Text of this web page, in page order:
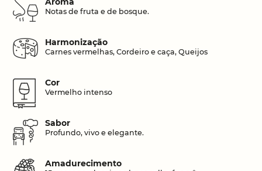
Notas de fruta e de bosque.
Harmonização
Carnes vermelhas, Cordeiro e caça, Queijos
Cor
Vermelho intenso
Sabor
Profundo, vivo e elegante.
Amadurecimento